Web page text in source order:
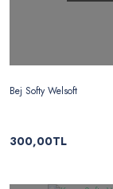
Bej Softy Welsoft
300,00TL